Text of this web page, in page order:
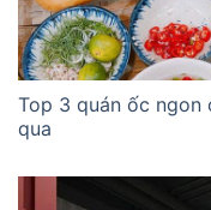
Top 3 quán ốc ngon
qua